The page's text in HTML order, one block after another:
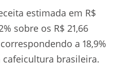
estimada em R$
sobre os R$ 21,66
a 18,9%
brasileira.